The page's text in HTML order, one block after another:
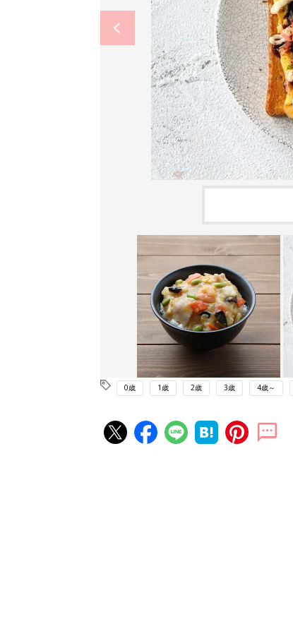
0歳 1歳 2歳 3歳 4歳～